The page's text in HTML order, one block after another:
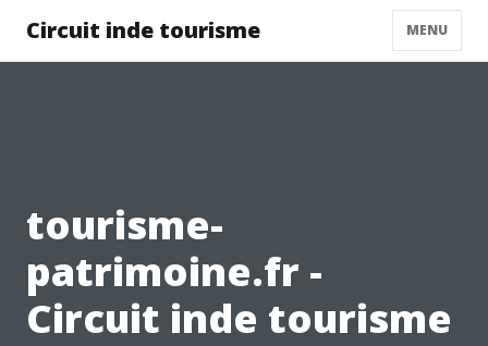
Circuit inde tourisme MENU
tourisme-
patrimoine.fr -
Circuit inde tourisme